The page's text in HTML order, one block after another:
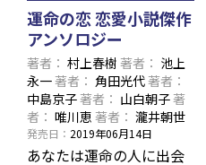
運命の恋 恋愛小説傑作
アンソロジー
著者 村上春樹 著者
池上
永一著者 角田光代著者
中島京子著者 山白朝子著
者
唯川恵 著者 瀧井朝世
発売日 2019年06月14日
あなたは運命の人に出会